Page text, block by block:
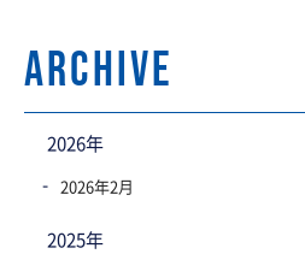
archive
2026年
2026年2月
2025年